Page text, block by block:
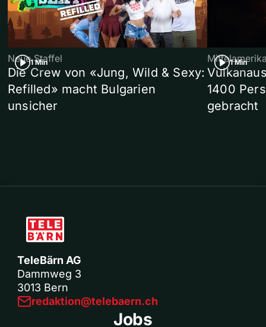
1 Min
Neue Staffel
Die Crew von «Jung, Wild & Sexy:
Refilled» macht Bulgarien
unsicher
1 Min
1400
gebracht
TeleBärn AG
Dammweg 3
3013 Bern
redaktion@telebaern.ch
Jobs